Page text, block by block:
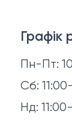
Графік
Пн-Пт:
Сб:
Нд:
Відгуки